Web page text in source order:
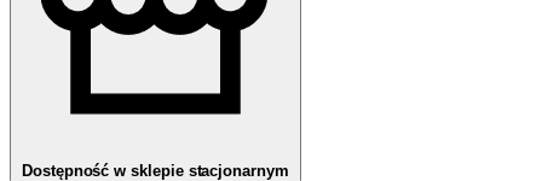
Dostępność w sklepie stacjonarnym